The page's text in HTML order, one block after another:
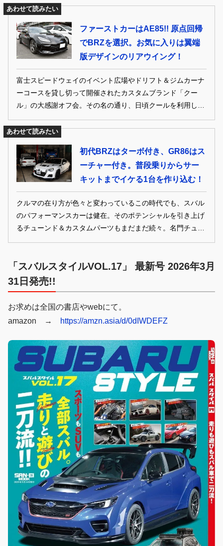
あわせて読みたい
ファーストカーはAE85!! 原点回帰
でBRZを選択。お気に入りは翼端
版デザインのリアウイング！
富士スピードウェイのイベント広場やドリフト＆ジムカーナ
ーコースを貸し切って開催されたカスタムブランド「クー
ル」の大感謝オフ会。その名の通り、日頃クールを利用して
いるユーザーへの感謝を込めたイベントだ。当日は約1000台
のカスタムカーが全国各地から集結。今回は中でも極上カス
タムで仕上げたユーザーカーをピックアップ。オーナーのス
バル愛、クール愛も合わせてチェックしていこう！
あわせて読みたい
初代BRZはターボ付き、GR86はス
ーチャー付き。普段乗りからサー
キットまでイケる1台を作り込む！
クルマの在り方が色々と変わっているこの時代でも、スバル
のパフォーマンスカーは健在。そのポテンシャルを引き上げ
るチューンド＆カスタムパーツもまだまだ続々。名門チュー
ナー達がプロデュースする、スバルカスタムを堪能しよう！
「スバルスタイルVOL.17」 最新号 2026年3月
31日発売!!
お求めは全国の書店やwebにて。
amazon →
https://amzn.asia/d/0dIWDEFZ